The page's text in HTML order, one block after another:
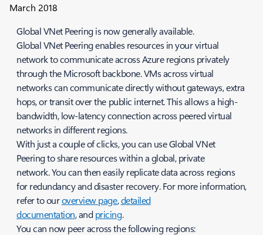
March 2018
Global VNet Peering is now generally available.
Global VNet Peering enables resources in your virtual
network to communicate across Azure regions privately
through the Microsoft backbone. VMs across virtual
networks can communicate directly without gateways, extra
hops, or transit over the public internet. This allows a high-
bandwidth, low-latency connection across peered virtual
networks in different regions.
With just a couple of clicks, you can use Global VNet
Peering to share resources within a global, private
network. You can then easily replicate data across regions
for redundancy and disaster recovery. For more information,
refer to ouroverview page,detailed
documentation, andpricing.
You can now peer across the following regions: